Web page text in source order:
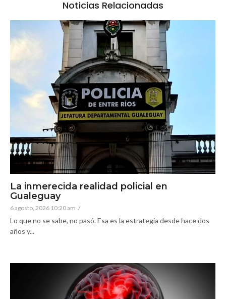
Noticias Relacionadas
La inmerecida realidad policial en
Gualeguay
6 agosto, 2026 10:20 am /
Lo que no se sabe, no pasó. Esa es la estrategia desde hace dos
años y...